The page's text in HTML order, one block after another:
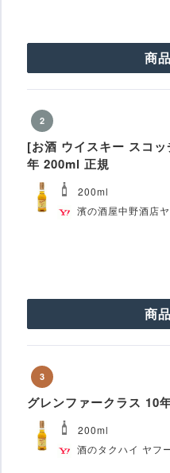
商
2
[お酒 ウイスキー スコ
年 200ml 正規
200ml
濱の酒屋中野酒店
商
3
グレンファークラス 10
200ml
酒のタクハイ ヤフ